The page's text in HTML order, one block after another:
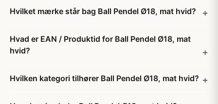
Hvilket mærke står bag Ball Pendel Ø18, mat hvid?
Hvad er EAN / Produktid for Ball Pendel Ø18, mat
hvid?
Hvilken kategori tilhører Ball Pendel Ø18, mat hvid?